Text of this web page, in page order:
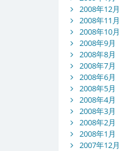
2008年12月
2008年11月
2008年10月
2008年9月
2008年8月
2008年7月
2008年6月
2008年5月
2008年4月
2008年3月
2008年2月
2008年1月
2007年12月